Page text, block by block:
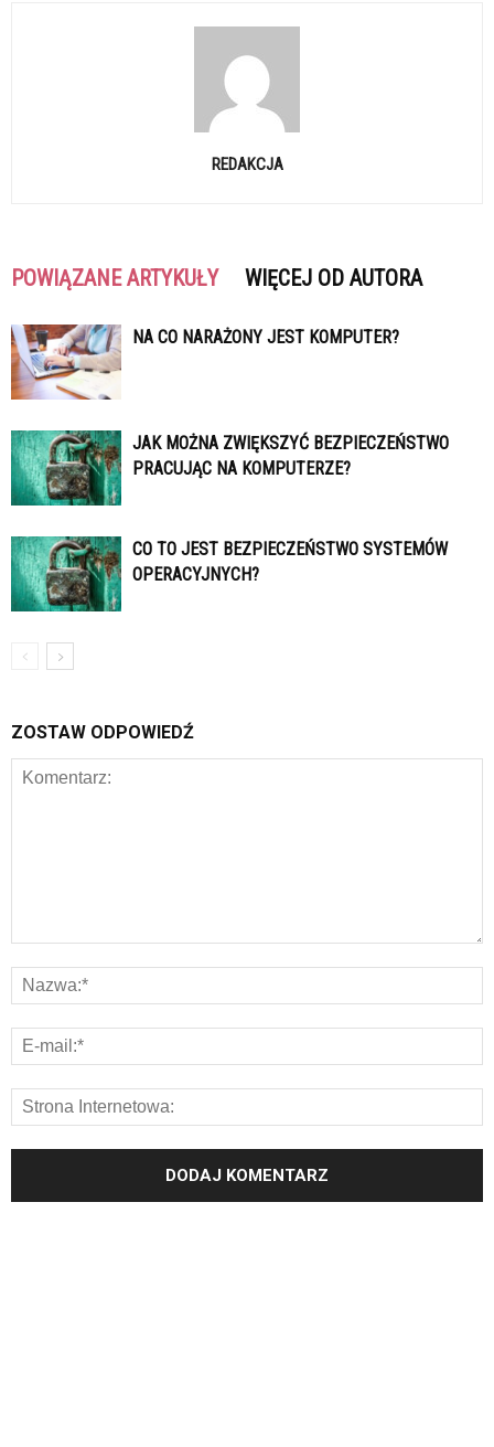
REDAKCJA
POWIĄZANE ARTYKUŁY WIĘCEJ OD AUTORA
NA CO NARAŻONY JEST KOMPUTER?
JAK MOŻNA ZWIĘKSZYĆ BEZPIECZEŃSTWO
PRACUJĄC NA KOMPUTERZE?
CO TO JEST BEZPIECZEŃSTWO SYSTEMÓW
OPERACYJNYCH?
ZOSTAW ODPOWIEDŹ